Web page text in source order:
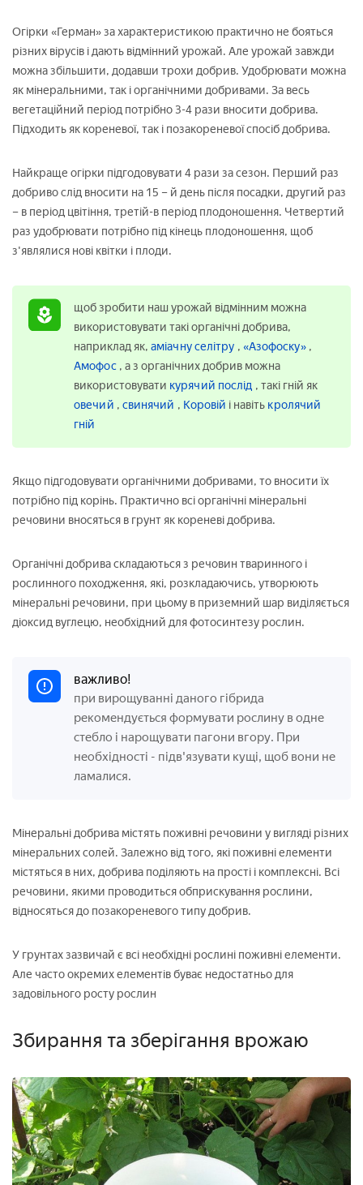
Огірки «Герман» за характеристикою практично не бояться
різних вірусів і дають відмінний урожай. Але урожай завжди
можна збільшити, додавши трохи добрив. Удобрювати можна
як мінеральними, так і органічними добривами. За весь
вегетаційний період потрібно 3-4 рази вносити добрива.
Підходить як кореневої, так і позакореневої спосіб добрива.
Найкраще огірки підгодовувати 4 рази за сезон. Перший раз
добриво слід вносити на 15 – й день після посадки, другий раз
– в період цвітіння, третій-в період плодоношення. Четвертий
раз удобрювати потрібно під кінець плодоношення, щоб
з'являлися нові квітки і плоди.
щоб зробити наш урожай відмінним можна
використовувати такі органічні добрива,
наприклад як, аміачну селітру , «Азофоску» ,
Амофос , а з органічних добрив можна
використовувати курячий послід , такі гній як
овечий , свинячий , Коровій і навіть кролячий
гній
Якщо підгодовувати органічними добривами, то вносити їх
потрібно під корінь. Практично всі органічні мінеральні
речовини вносяться в грунт як кореневі добрива.
Органічні добрива складаються з речовин тваринного і
рослинного походження, які, розкладаючись, утворюють
мінеральні речовини, при цьому в приземний шар виділяється
діоксид вуглецю, необхідний для фотосинтезу рослин.
важливо!
при вирощуванні даного гібрида
рекомендується формувати рослину в одне
стебло і нарощувати пагони вгору. При
необхідності - підв'язувати кущі, щоб вони не
ламалися.
Мінеральні добрива містять поживні речовини у вигляді різних
мінеральних солей. Залежно від того, які поживні елементи
містяться в них, добрива поділяють на прості і комплексні. Всі
речовини, якими проводиться обприскування рослини,
відносяться до позакореневого типу добрив.
У грунтах зазвичай є всі необхідні рослині поживні елементи.
Але часто окремих елементів буває недостатньо для
задовільного росту рослин
Збирання та зберігання врожаю